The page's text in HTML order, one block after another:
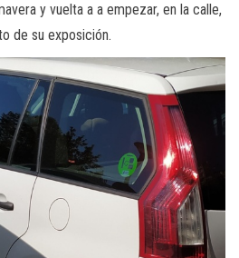
y vuelta a a empezar, en la calle,
de su exposición.